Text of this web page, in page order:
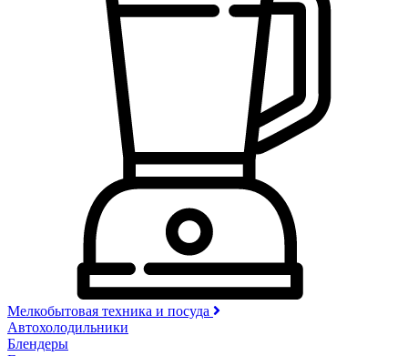
Мелкобытовая техника и посуда
Автохолодильники
Блендеры